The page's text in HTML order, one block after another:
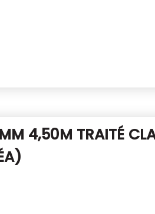
4,50M TRAITÉ